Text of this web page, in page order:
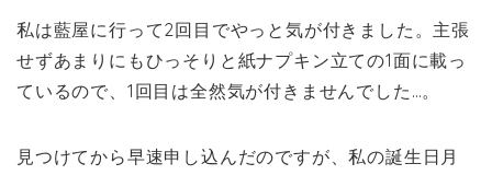
私は藍屋に行って2回目でやっと気が付きました。主張
せずあまりにもひっそりと紙ナプキン立ての1面に載っ
ているので、1回目は全然気が付きませんでした…。
見つけてから早速申し込んだのですが、私の誕生日月